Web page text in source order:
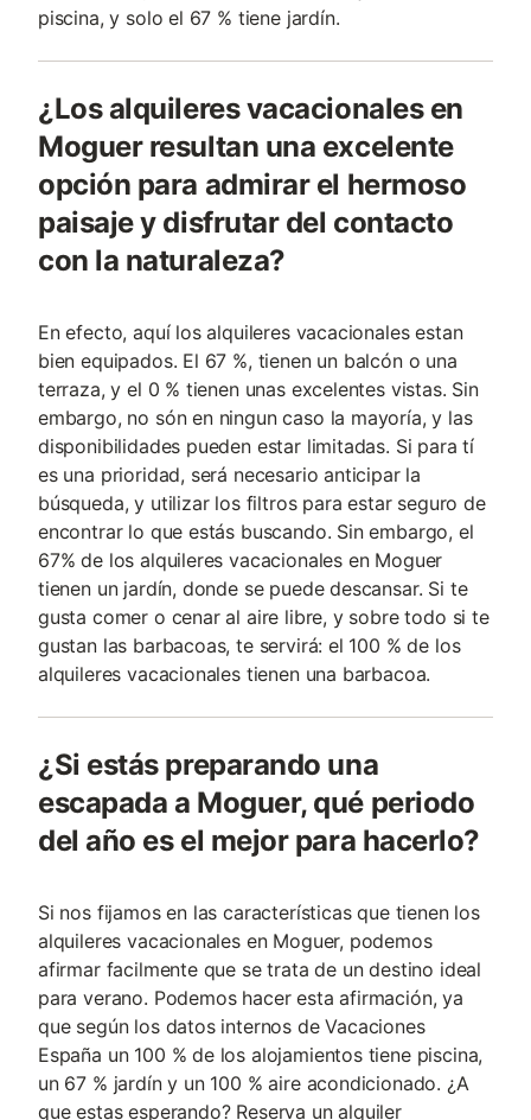
piscina, y solo el 67 % tiene jardín.
¿Los alquileres vacacionales en
Moguer resultan una excelente
opción para admirar el hermoso
paisaje y disfrutar del contacto
con la naturaleza?
En efecto, aquí los alquileres vacacionales estan
bien equipados. El 67 %, tienen un balcón o una
terraza, y el 0 % tienen unas excelentes vistas. Sin
embargo, no són en ningun caso la mayoría, y las
disponibilidades pueden estar limitadas. Si para tí
es una prioridad, será necesario anticipar la
búsqueda, y utilizar los filtros para estar seguro de
encontrar lo que estás buscando. Sin embargo, el
67% de los alquileres vacacionales en Moguer
tienen un jardín, donde se puede descansar. Si te
gusta comer o cenar al aire libre, y sobre todo si te
gustan las barbacoas, te servirá: el 100 % de los
alquileres vacacionales tienen una barbacoa.
¿Si estás preparando una
escapada a Moguer, qué periodo
del año es el mejor para hacerlo?
Si nos fijamos en las características que tienen los
alquileres vacacionales en Moguer, podemos
afirmar facilmente que se trata de un destino ideal
para verano. Podemos hacer esta afirmación, ya
que según los datos internos de Vacaciones
España un 100 % de los alojamientos tiene piscina,
un 67 % jardín y un 100 % aire acondicionado. ¿A
que estas esperando? Reserva un alquiler